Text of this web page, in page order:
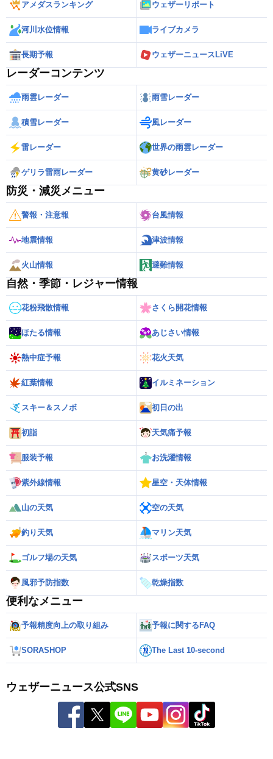
アメダスランキング ウェザーリポート
河川水位情報 ライブカメラ
長期予報 ウェザーニュースLiVE
レーダーコンテンツ
雨雲レーダー 雨雪レーダー
積雪レーダー 風レーダー
雷レーダー 世界の雨雲レーダー
ゲリラ雷雨レーダー 黄砂レーダー
防災・減災メニュー
警報・注意報 台風情報
地震情報 津波情報
火山情報 避難情報
自然・季節・レジャー情報
花粉飛散情報 さくら開花情報
ほたる情報 あじさい情報
熱中症予報 花火天気
紅葉情報 イルミネーション
スキー＆スノボ 初日の出
初詣 天気痛予報
服装予報 お洗濯情報
紫外線情報 星空・天体情報
山の天気 空の天気
釣り天気 マリン天気
ゴルフ場の天気 スポーツ天気
風邪予防指数 乾燥指数
便利なメニュー
予報精度向上の取り組み 予報に関するFAQ
SORASHOP The Last 10-second
ウェザーニュース公式SNS